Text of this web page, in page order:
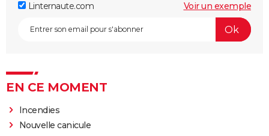
Linternaute.com Voir un exemple
EN CE MOMENT
Incendies
Nouvelle canicule